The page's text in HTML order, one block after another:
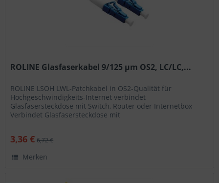
ROLINE Glasfaserkabel 9/125 µm OS2, LC/LC,...
ROLINE LSOH LWL-Patchkabel in OS2-Qualität für
Hochgeschwindigkeits-Internet verbindet
Glasfasersteckdose mit Switch, Router oder Internetbox
Verbindet Glasfasersteckdose mit
3,36 € 6,72 €
Merken